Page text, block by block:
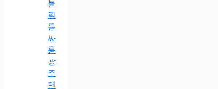
블
릭
룸
싸
롱
광
주
텐